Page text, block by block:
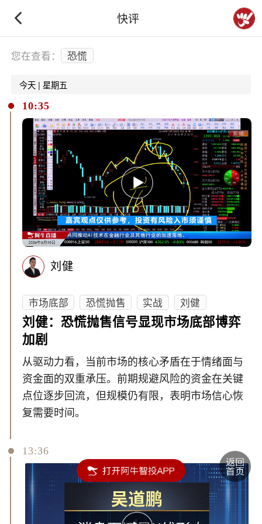
快评
下拉刷新
您在查看： 恐慌
今天 | 星期五
10:35
刘健
市场底部 恐慌抛售 实战
刘健
刘健：恐慌抛售信号显现市场底部博弈
加剧
从驱动力看，当前市场的核心矛盾在于情绪面与
资金面的双重承压。前期规避风险的资金在关键
点位逐步回流，但规模仍有限，表明市场信心恢
复需要时间。
13:36